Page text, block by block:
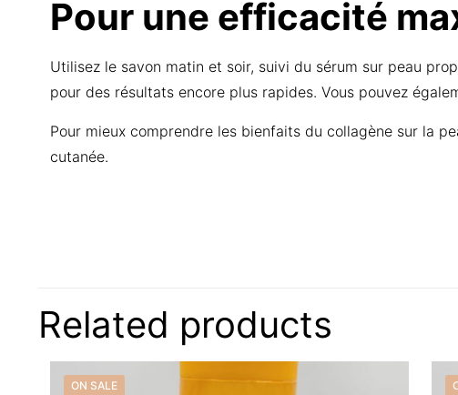
Pour une efficacité
Utilisez le savon matin et soir, suivi du sérum sur peau
pour des résultats encore plus rapides. Vous pouvez
Pour mieux comprendre les bienfaits du collagène sur la
cutanée.
Be the first to
White Super
Your email address will not
Related products
ON SALE
Contactez-nous